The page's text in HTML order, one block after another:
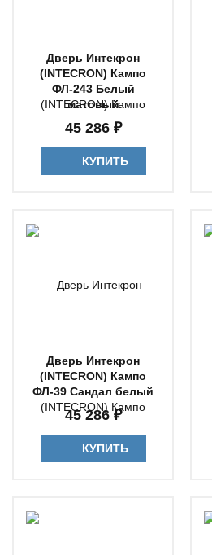
Дверь Интекрон
(INTECRON) Кампо
ФЛ-243 Белый
матовый
45 286 ₽
КУПИТЬ
Дверь Интекрон
(INTECRON) Кампо
ФЛ-39 Сандал белый
45 286 ₽
КУПИТЬ